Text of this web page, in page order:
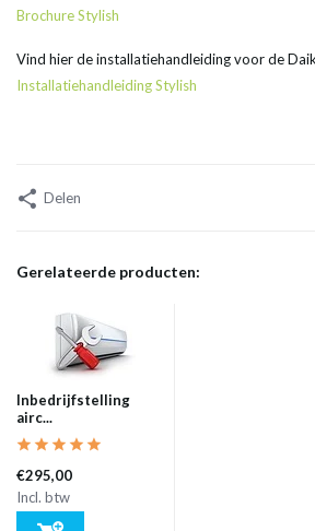
Brochure Stylish
Vind hier de installatiehandleiding voor de
Installatiehandleiding Stylish
Delen
Gerelateerde producten:
Inbedrijfstelling
airc...
€295,00
Incl. btw